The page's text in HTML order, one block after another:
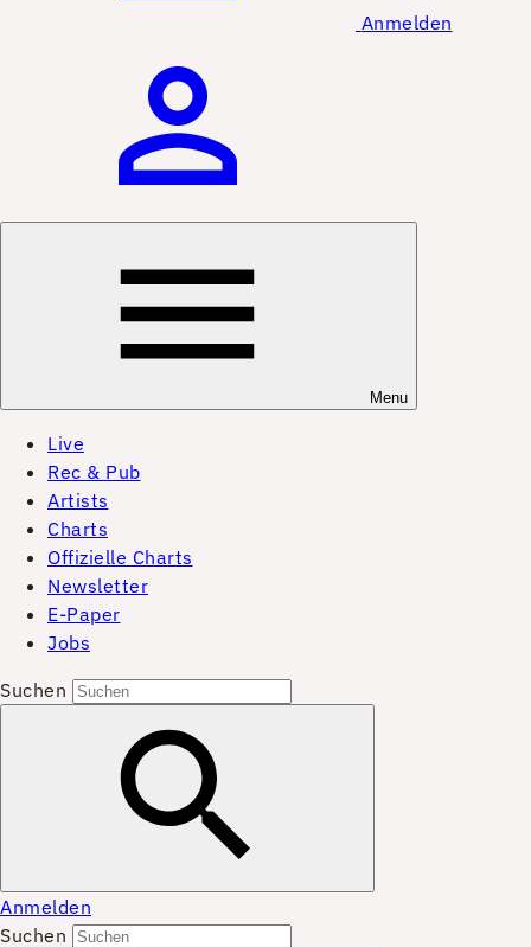
Anmelden
Menu
Live
Rec & Pub
Artists
Charts
Offizielle Charts
Newsletter
E-Paper
Jobs
Suchen
Anmelden
Suchen